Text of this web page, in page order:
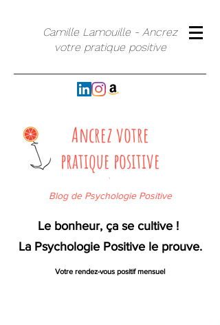
Camille Lamouille - Ancrez
votre pratique positive
Ancrez votre
pratique positive
`
Blog de Psychologie Positive
Le bonheur, ça se cultive !
La Psychologie Positive le prouve.
Votre rendez-vous positif mensuel